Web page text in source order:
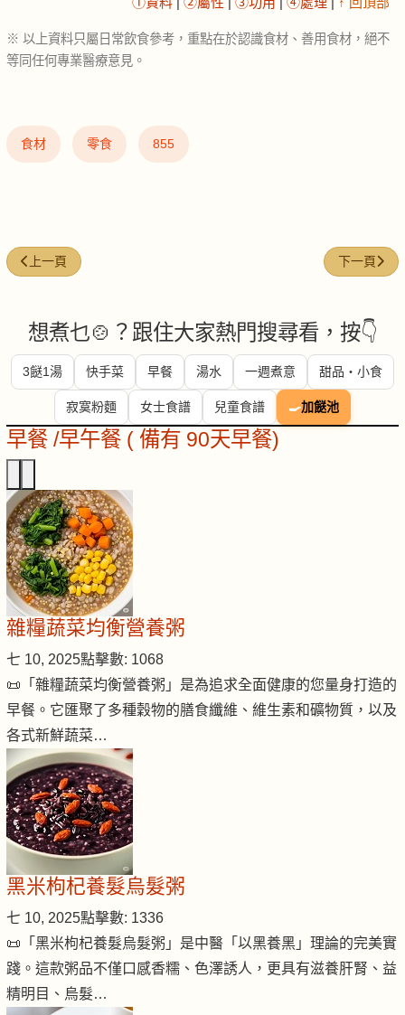
※ 以上資料只屬日常飲食參考，重點在於認識食材、善用食材，絕不
等同任何專業醫療意見。
食材 零食 855
上一篇文章: 蒜油 (Garlic oil)
上一頁 下一篇文
下一頁
想煮乜🍲？跟住大家熱門搜尋看，按👇
3餸1湯 快手菜 早餐 湯水 一週煮意 甜品・小食
寂寞粉麵 女士食譜 兒童食譜 🍳加餸池
早餐 /早午餐 ( 備有 90天早餐)
雜糧蔬菜均衡營養粥
七 10, 2025點擊數: 1068
📜「雜糧蔬菜均衡營養粥」是為追求全面健康的您量身打造的
早餐。它匯聚了多種穀物的膳食纖維、維生素和礦物質，以及
各式新鮮蔬菜…
黑米枸杞養髮烏髮粥
七 10, 2025點擊數: 1336
📜「黑米枸杞養髮烏髮粥」是中醫「以黑養黑」理論的完美實
踐。這款粥品不僅口感香糯、色澤誘人，更具有滋養肝腎、益
精明目、烏髮…